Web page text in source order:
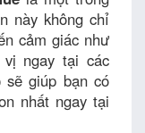
này không chỉ
cảm giác như
ngay tại các
sẽ giúp bạn có
nhất ngay tại